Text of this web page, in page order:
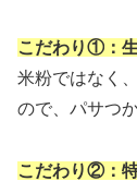
こだわり① ：
米粉ではなく
ので、パサつ
こだわり②：